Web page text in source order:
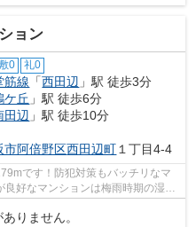
ョン
0 礼0
筋線 「西田辺 」駅 徒歩3分
ケ丘 」駅 徒歩6分
田辺 」駅 徒歩10分
市阿倍野区西田辺町 １丁目4-4
です！防犯対策もバッチリなマ
好なマンションは梅雨時期の湿気
...
りません。